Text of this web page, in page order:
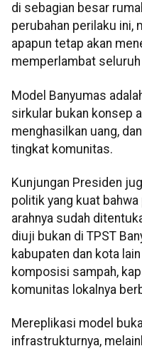
di sebagian besar
perubahan perilaku ini,
apapun tetap akan
memperlambat
Model Banyumas
sirkular bukan konsep
menghasilkan uang,
tingkat komunitas.
Kunjungan Presiden
politik yang kuat
arahnya sudah
diuji bukan di TPST
kabupaten dan kota
komposisi sampah,
komunitas lokalnya
Mereplikasi model
infrastrukturnya,